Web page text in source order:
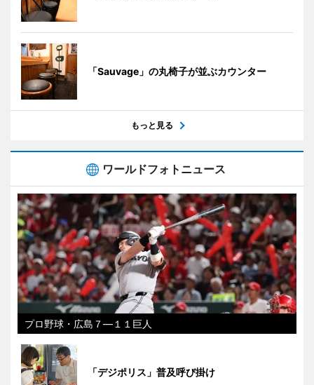
「Sauvage」の丸椅子が並ぶカウンター
もっと見る
ワールドフォトニュース
プロ野球・広島７―１１巨人
「デジポリス」普及呼び掛け